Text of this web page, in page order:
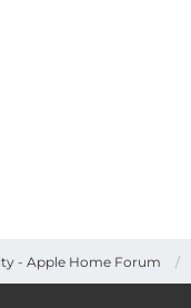
- Apple Home Forum